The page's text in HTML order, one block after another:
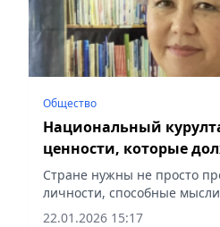
Общество
Национальный
ценности, которые
основой развития
Мендыганым
Стране нужны не просто
личности, способные
за собой, сообщает Vecher.kz.
22.01.2026 15:17